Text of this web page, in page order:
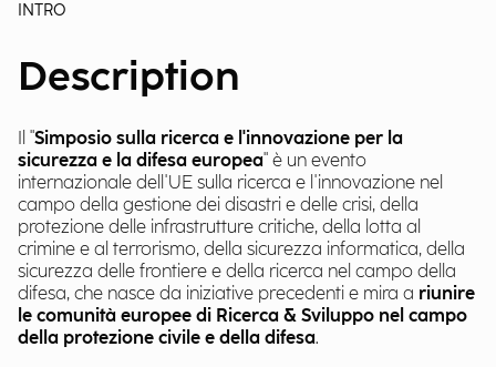
INTRO
Description
Il "Simposio sulla ricerca e l'innovazione per la
sicurezza e la difesa europea" è un evento
internazionale dell'UE sulla ricerca e l'innovazione nel
campo della gestione dei disastri e delle crisi, della
protezione delle infrastrutture critiche, della lotta al
crimine e al terrorismo, della sicurezza informatica, della
sicurezza delle frontiere e della ricerca nel campo della
difesa, che nasce da iniziative precedenti e mira a riunire
le comunità europee di Ricerca & Sviluppo nel campo
della protezione civile e della difesa.